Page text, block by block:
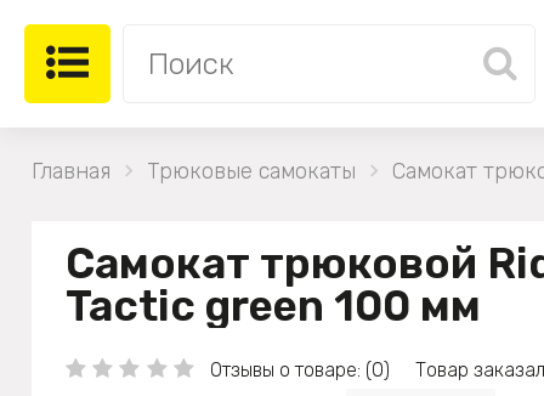
Главная Трюковые самокаты Самокат
Самокат трюковой
Tactic green 100 мм
Отзывы о товаре: (0)
Товар